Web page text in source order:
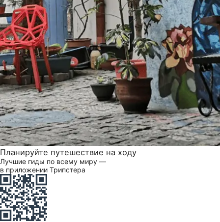
Планируйте путешествие на ходу
Лучшие гиды по всему миру —
в приложении Трипстера